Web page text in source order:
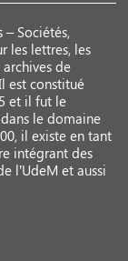
– Sociétés,
les lettres, les
de
est constitué
et il fut le
le domaine
il existe en tant
intégrant des
l’UdeM et aussi